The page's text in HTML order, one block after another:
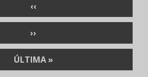
PÁGINA
ANTERIOR
‹‹
SIGUIENTE
PÁGINA
››
ÚLTIMA
PÁGINA
ÚLTIMA »